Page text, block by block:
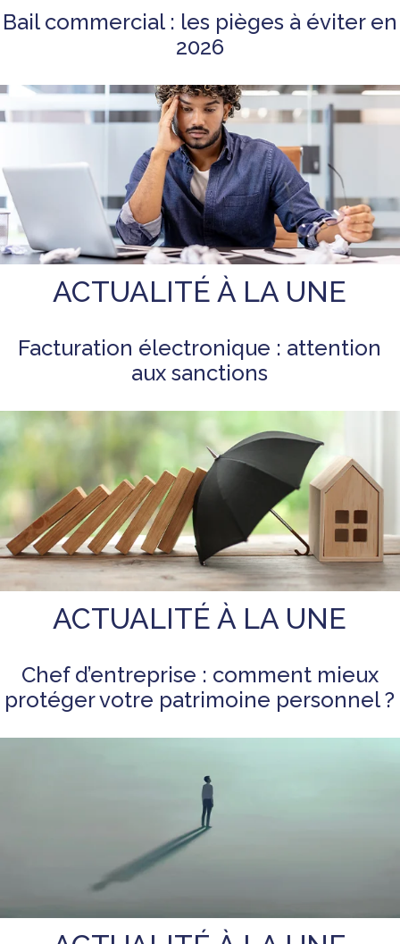
Bail commercial : les pièges à éviter en
2026
ACTUALITÉ À LA UNE
Facturation électronique : attention
aux sanctions
ACTUALITÉ À LA UNE
Chef d’entreprise : comment mieux
protéger votre patrimoine personnel ?